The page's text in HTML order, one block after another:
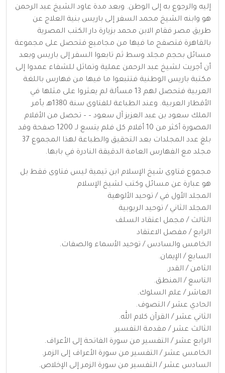
إليه والرجوع به إلى الوطن. وبعد مدة عاود الشيخ عبد الرحمن
هو وابنه الشيخ محمد السفر إلى باريس بنية العلاج عن
طريق مصر فقام الابن محمد بزيارة دار الكتب المصرية
بالقاهرة فتصفح ما فيها من مجاميع فتحصل على مجموعة
مسائل بحجم مجلد وسط ثم تابعوا السفر إلى باريس وبعد
أن أجريت لشيخ عبد الرحمن عملية وتماثل للشفاء عمدوا إلى
مكتبة باريس الوطنية فتتبعوا ما فيها من فهارس باللغة
العربية فتحصل لهم 13 مسألة لم يعثروا على مثلها في
الأقطار العربية. وعند الطباعة للفتاوى سنة 1380هـ بأمر
الملك سعود بن عبد العزيز آل سعود – – تحصل من الأفلام
المصورة أكثر من 10 أفلام كل فلم يتسع لـ 1200 صفحة وقد
بلغ عدد المجلدات بعد التحقيق والطباعة لهذا المجموع 37
مجلد مع الفهارس العامة الدقيقة النادرة في بابها.
مجموع فتاوى شيخ الإسلام ابن تيمية ليس فتاوى فقط بل
هو عبارة عن مسائل وكتب لشيخ الإسلام
المجلد الأول في / توحيد الألوهية
المجلد الثاني / توحيد الربوبية
الثالث / مجمل اعتقاد السلف
الرابع / مفصل الاعتقاد
الخامس والسادس / توحيد الأسماء والصفات.
السابع / الإيمان.
الثامن / القدر.
التاسع / المنطق.
العاشر / علم السلوك.
الحادي عشر / التصوف.
الثاني عشر / القرآن كلام الله.
الثالث عشر / مقدمة التفسير.
الرابع عشر / التفسير من سورة الفاتحة إلى الأعراف.
الخامس عشر / التفسير من سورة الأعراف إلى الزمر.
السادس عشر / التفسير من سورة الزمر إلى الإخلاص.